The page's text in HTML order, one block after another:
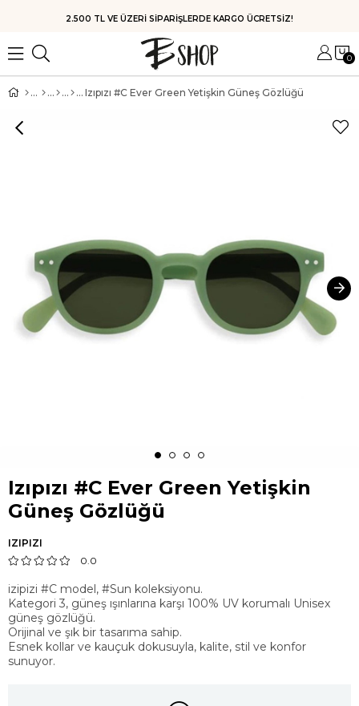
2.500 TL VE ÜZERİ SİPARİŞLERDE KARGO ÜCRETSİZ!
0
Izıpızı #C Ever Green Yetişkin Güneş Gözlüğü
Izıpızı #C Ever Green Yetişkin
Güneş Gözlüğü
IZIPIZI
0.0
izipizi #C model, #Sun koleksiyonu.
Kategori 3, güneş ışınlarına karşı 100% UV korumalı Unisex
güneş gözlüğü.
Orijinal ve şık bir tasarıma sahip.
Esnek kollar ve kauçuk dokusuyla, kalite, stil ve konfor
sunuyor.